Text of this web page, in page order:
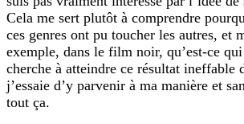
Cela me sert plutôt à comprendre
ces genres ont pu toucher les autres, et
exemple, dans le film noir, qu’est-ce qui
cherche à atteindre ce résultat ineffable
j’essaie d’y parvenir à ma manière et
tout ça.